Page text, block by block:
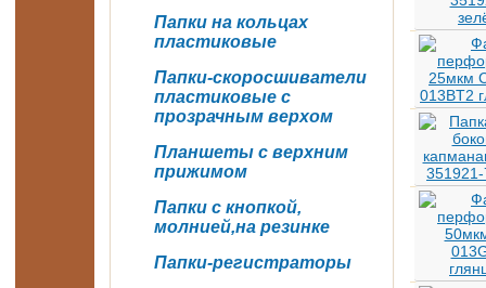
Папки на кольцах
пластиковые
Папки-скоросшиватели
пластиковые с
прозрачным верхом
Планшеты с верхним
прижимом
Папки с кнопкой,
молнией,на резинке
Папки-регистраторы